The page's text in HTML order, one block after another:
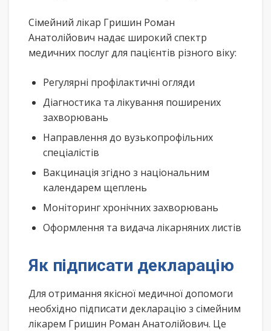
Сімейний лікар Гришин Роман
Анатолійович надає широкий спектр
медичних послуг для пацієнтів різного віку:
Регулярні профілактичні огляди
Діагностика та лікування поширених
захворювань
Направлення до вузькопрофільних
спеціалістів
Вакцинація згідно з національним
календарем щеплень
Моніторинг хронічних захворювань
Оформлення та видача лікарняних листів
Як підписати декларацію
Для отримання якісної медичної допомоги
необхідно підписати декларацію з сімейним
лікарем Гришин Роман Анатолійович. Це